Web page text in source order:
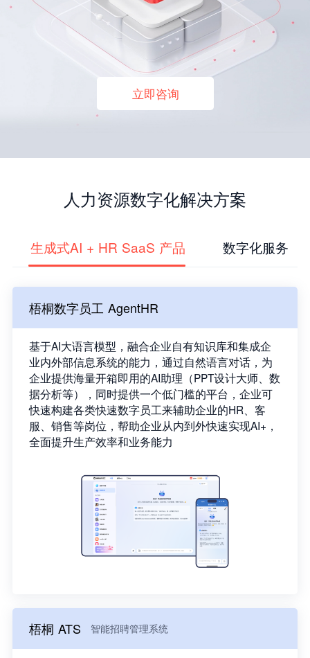
立即咨询
人力资源数字化解决方案
生成式AI + HR SaaS 产品 数字化服务
梧桐数字员工 AgentHR
基于AI大语言模型，融合企业自有知识库和集成企
业内外部信息系统的能力，通过自然语言对话，为
企业提供海量开箱即用的AI助理（PPT设计大师、数
据分析等），同时提供一个低门槛的平台，企业可
快速构建各类快速数字员工来辅助企业的HR、客
服、销售等岗位，帮助企业从内到外快速实现AI+，
全面提升生产效率和业务能力
梧桐 ATS 智能招聘管理系统